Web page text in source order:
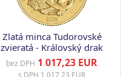
Zlatá minca Tudorovské
zvieratá - Královský drak
2026, 1/4 oz
bez DPH 1 017,23 EUR
s DPH 1 017,23 EUR